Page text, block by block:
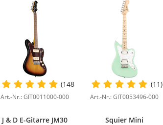
(148)
Art.-Nr.: GIT0011000-000
J & D E-Gitarre JM30
(11)
Art.-Nr.: GIT0053496-000
Squier Mini